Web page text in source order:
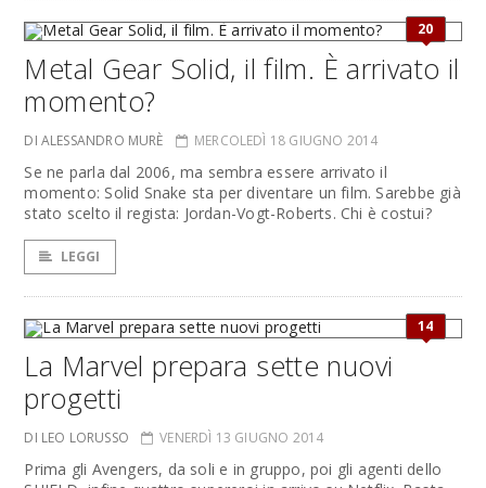
20
Metal Gear Solid, il film. È arrivato il
momento?
DI ALESSANDRO MURÈ MERCOLEDÌ 18 GIUGNO 2014
Se ne parla dal 2006, ma sembra essere arrivato il
momento: Solid Snake sta per diventare un film. Sarebbe già
stato scelto il regista: Jordan-Vogt-Roberts. Chi è costui?
LEGGI
14
La Marvel prepara sette nuovi
progetti
DI LEO LORUSSO VENERDÌ 13 GIUGNO 2014
Prima gli Avengers, da soli e in gruppo, poi gli agenti dello